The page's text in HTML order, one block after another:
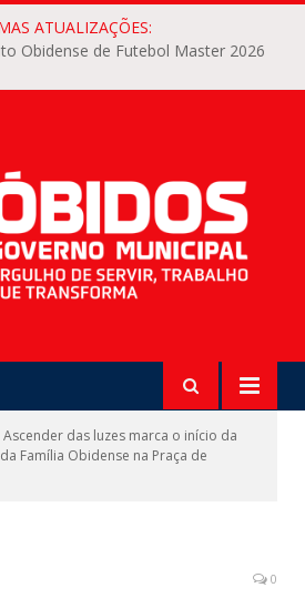
ATUALIZAÇÕES:
Obidense de Futebol Master 2026
Ascender das luzes marca o início da
Família Obidense na Praça de
0